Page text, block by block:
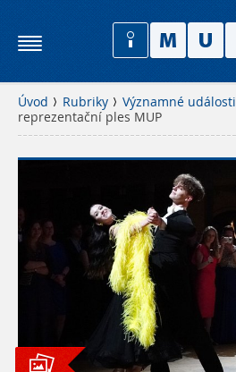
Úvod Rubriky Významné události
reprezentační ples MUP